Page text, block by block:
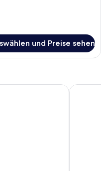
und Preise sehen
Premier